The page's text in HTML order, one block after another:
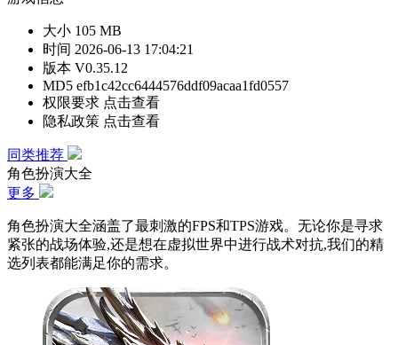
大小 105 MB
时间 2026-06-13 17:04:21
版本 V0.35.12
MD5 efb1c42cc6444576ddf09acaa1fd0557
权限要求 点击查看
隐私政策 点击查看
同类推荐
角色扮演大全
更多
角色扮演大全涵盖了最刺激的FPS和TPS游戏。无论你是寻求
紧张的战场体验,还是想在虚拟世界中进行战术对抗,我们的精
选列表都能满足你的需求。